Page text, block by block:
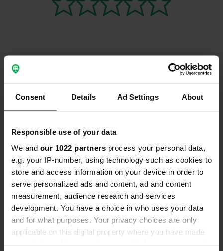
Consent Details Ad Settings About
Responsible use of your data
We and our 1022 partners process your personal data,
e.g. your IP-number, using technology such as cookies to
store and access information on your device in order to
serve personalized ads and content, ad and content
measurement, audience research and services
development. You have a choice in who uses your data
and for what purposes. Your privacy choices are only
applicable on this digital property where you have made
Contact
Emplacement
Acres Lane Club
53° 44' 44" N 2° 1' 14" W
53.74554112 -2.02064504
Code du site
162867
Passer àPRO+ PRO+